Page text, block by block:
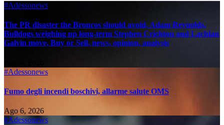
#Adessonews
The PR disaster the Broncos should avoid, Adam Reynolds,
Bulldogs weighing up long-term Stephen Crichton and Lachlan
Galvin move, Buy or Sell, news, opinion, analysis
#Adessonews
Fumo degli incendi boschivi, allarme salute OMS
Ago 6, 2026
#Adessonews